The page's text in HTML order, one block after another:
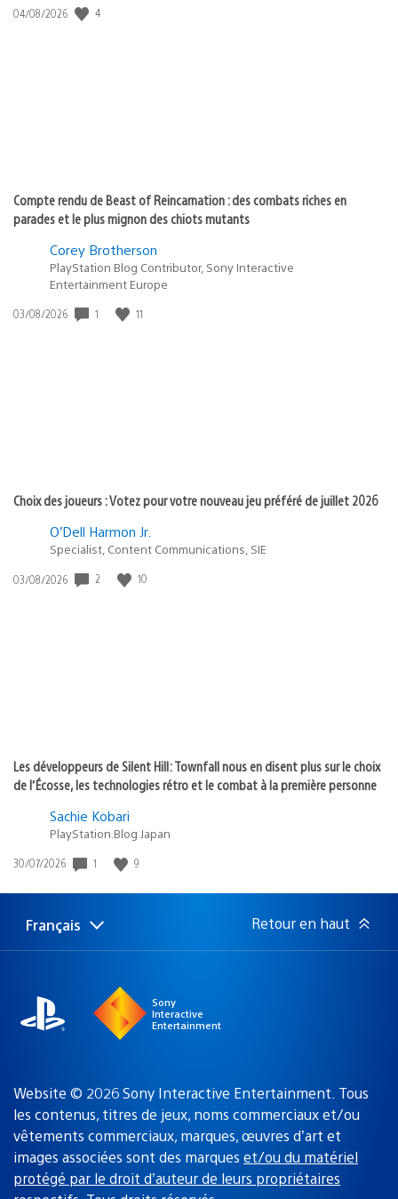
Date
04/08/2026 4
Compte rendu de Beast of Reincarnation : des combats riches en
parades et le plus mignon des chiots mutants
Corey Brotherson
PlayStation Blog Contributor, Sony Interactive
Entertainment Europe
Date
03/08/2026 1 11
Choix des joueurs : Votez pour votre nouveau jeu préféré de juillet 2026
O’Dell Harmon Jr.
Specialist, Content Communications, SIE
Date
03/08/2026 2 10
Les développeurs de Silent Hill: Townfall nous en disent plus sur le choix
de l’Écosse, les technologies rétro et le combat à la première personne
Sachie Kobari
PlayStation.Blog Japan
Date
publication
30/07/2026 1 9
Choisir
une
Région
actuelle
Français Retour en haut
Sony
Interactive
Entertainment
Website © 2026 Sony Interactive Entertainment. Tous
les contenus, titres de jeux, noms commerciaux et/ou
vêtements commerciaux, marques, œuvres d’art et
images associées sont des marques et/ou du matériel
protégé par le droit d’auteur de leurs propriétaires